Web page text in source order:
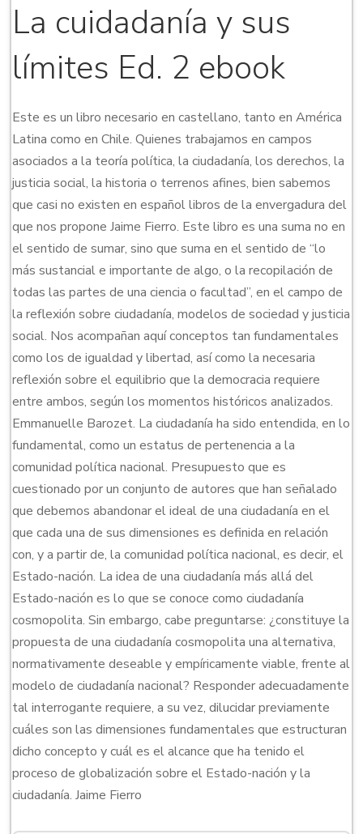
La cuidadanía y sus
límites Ed. 2 ebook
Este es un libro necesario en castellano, tanto en América
Latina como en Chile. Quienes trabajamos en campos
asociados a la teoría política, la ciudadanía, los derechos, la
justicia social, la historia o terrenos afines, bien sabemos
que casi no existen en español libros de la envergadura del
que nos propone Jaime Fierro. Este libro es una suma no en
el sentido de sumar, sino que suma en el sentido de “lo
más sustancial e importante de algo, o la recopilación de
todas las partes de una ciencia o facultad”, en el campo de
la reflexión sobre ciudadanía, modelos de sociedad y justicia
social. Nos acompañan aquí conceptos tan fundamentales
como los de igualdad y libertad, así como la necesaria
reflexión sobre el equilibrio que la democracia requiere
entre ambos, según los momentos históricos analizados.
Emmanuelle Barozet. La ciudadanía ha sido entendida, en lo
fundamental, como un estatus de pertenencia a la
comunidad política nacional. Presupuesto que es
cuestionado por un conjunto de autores que han señalado
que debemos abandonar el ideal de una ciudadanía en el
que cada una de sus dimensiones es definida en relación
con, y a partir de, la comunidad política nacional, es decir, el
Estado-nación. La idea de una ciudadanía más allá del
Estado-nación es lo que se conoce como ciudadanía
cosmopolita. Sin embargo, cabe preguntarse: ¿constituye la
propuesta de una ciudadanía cosmopolita una alternativa,
normativamente deseable y empíricamente viable, frente al
modelo de ciudadanía nacional? Responder adecuadamente
tal interrogante requiere, a su vez, dilucidar previamente
cuáles son las dimensiones fundamentales que estructuran
dicho concepto y cuál es el alcance que ha tenido el
proceso de globalización sobre el Estado-nación y la
ciudadanía. Jaime Fierro